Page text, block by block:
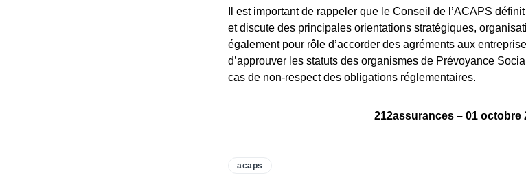
Il est important de rappeler que le Conseil de l’ACAPS
et discute des principales orientations stratégiques,
également pour rôle d’accorder des agréments aux
d’approuver les statuts des organismes de Prévoyance
cas de non-respect des obligations réglementaires.
212assurances – 01 octobre
acaps